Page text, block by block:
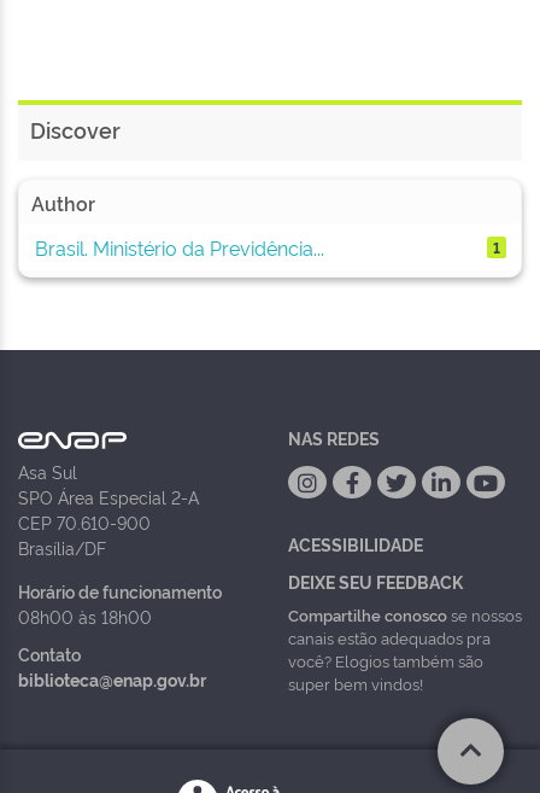
Discover
Author
Brasil. Ministério da Previdência...
1
Asa Sul
SPO Área Especial 2-A
CEP 70.610-900
Brasília/DF
Horário de funcionamento
08h00 às 18h00
Contato
biblioteca@enap.gov.br
NAS REDES
ACESSIBILIDADE
DEIXE SEU FEEDBACK
Compartilhe conoscose nossos
canais estão adequados pra
você? Elogios também são
super bem vindos!